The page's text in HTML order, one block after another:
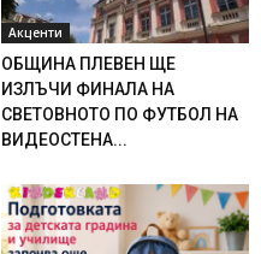
Акценти
ОБЩИНА ПЛЕВЕН ЩЕ
ИЗЛЪЧИ ФИНАЛА НА
СВЕТОВНОТО ПО ФУТБОЛ НА
ВИДЕОСТЕНА...